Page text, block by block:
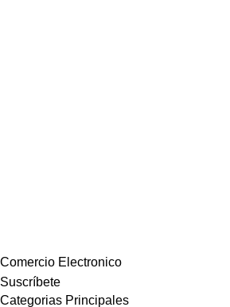
Comercio Electronico
Suscríbete
Categorias Principales